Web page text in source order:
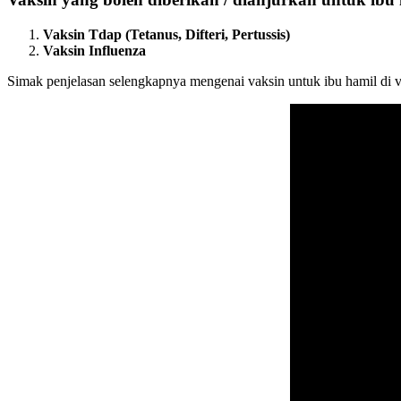
Vaksin Tdap (Tetanus, Difteri, Pertussis)
Vaksin Influenza
Simak penjelasan selengkapnya mengenai vaksin untuk ibu hamil di